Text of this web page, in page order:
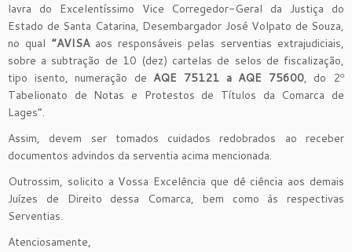
lavra do Excelentíssimo Vice Corregedor-Geral da Justiça do
Estado de Santa Catarina, Desembargador José Volpato de Souza,
no qual “AVISAaos responsáveis pelas serventias extrajudiciais,
sobre a subtração de 10 (dez) cartelas de selos de fiscalização,
tipo isento, numeração de AQE 75121 a AQE 75600, do 2º
Tabelionato de Notas e Protestos de Títulos da Comarca de
Lages”.
Assim, devem ser tomados cuidados redobrados ao receber
documentos advindos da serventia acima mencionada.
Outrossim, solicito a Vossa Excelência que dê ciência aos demais
Juízes de Direito dessa Comarca, bem como às respectivas
Serventias.
Atenciosamente,